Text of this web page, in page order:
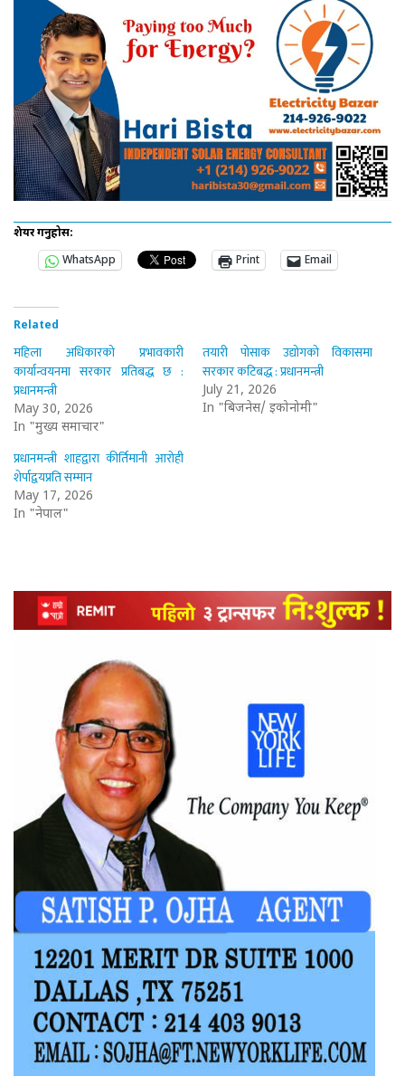
शेयर गर्नुहोस:
WhatsApp
Print Email
Related
महिला अधिकारको प्रभावकारी
कार्यान्वयनमा सरकार प्रतिबद्ध छ :
प्रधानमन्त्री
May 30, 2026
In "मुख्य समाचार"
तयारी पोसाक उद्योगको विकासमा
सरकार कटिबद्ध : प्रधानमन्त्री
July 21, 2026
In "बिजनेस/ इकोनोमी"
प्रधानमन्त्री शाहद्वारा कीर्तिमानी आरोही
शेर्पाद्वयप्रति सम्मान
May 17, 2026
In "नेपाल"